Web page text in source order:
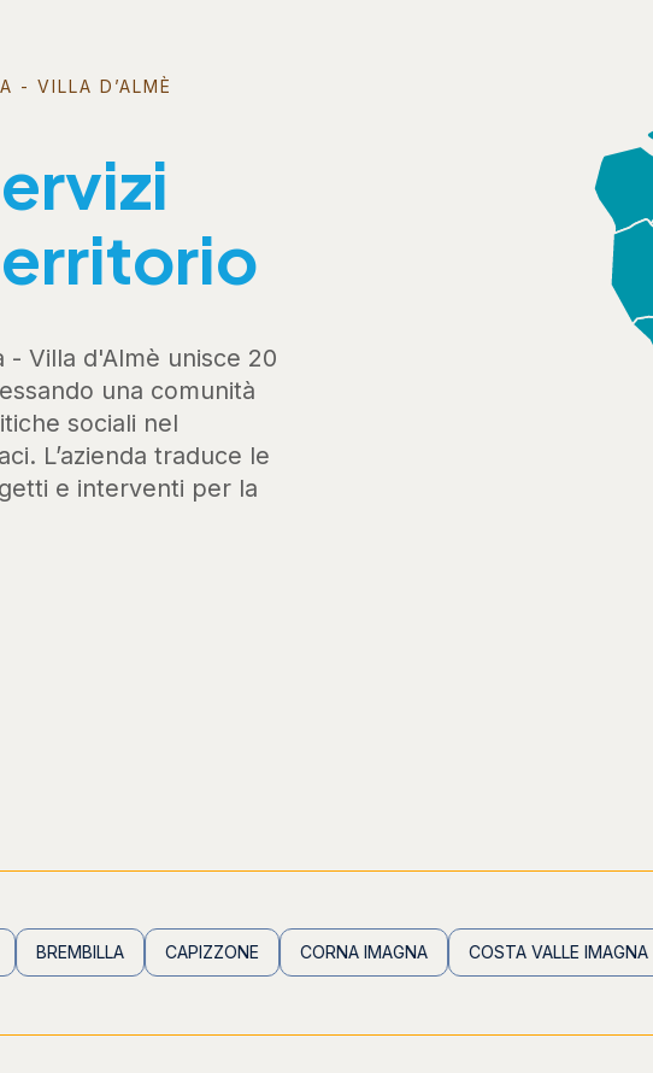
- VILLA D’ALMÈ
- Villa d'Almè unisce 20
una comunità
sociali nel
L’azienda traduce le
e interventi per la
CAPIZZONE CORNA IMAGNA COSTA VALLE IMAGNA